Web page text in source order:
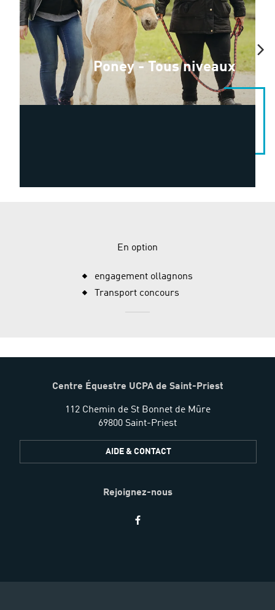
Poney - Tous niveaux
En option
engagement ollagnons
Transport concours
Centre Équestre UCPA de Saint-Priest
112 Chemin de St Bonnet de Mûre
69800 Saint-Priest
AIDE & CONTACT
Rejoignez-nous